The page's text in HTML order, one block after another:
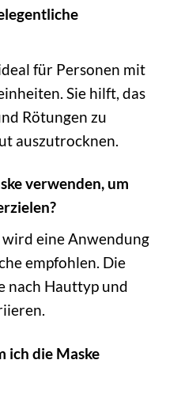
für Personen mit
Sie hilft, das
Rötungen zu
auszutrocknen.
verwenden, um
eine Anwendung
empfohlen. Die
nach Hauttyp und
ich die Maske